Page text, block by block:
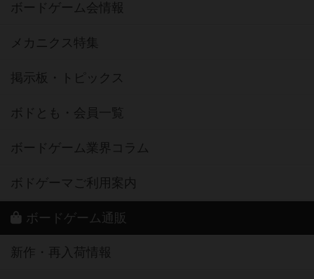
ボードゲーム会情報
メカニクス特集
掲示板・トピックス
ボドとも・会員一覧
ボードゲーム業界コラム
ボドゲーマご利用案内
ボードゲーム通販
新作・再入荷情報